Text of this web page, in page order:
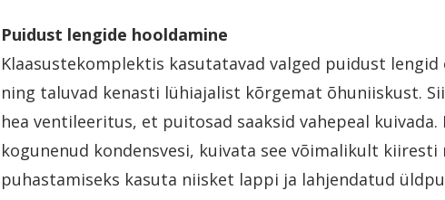
Puidust lengide hooldamine
Klaasustekomplektis kasutatavad valged puidust
ning taluvad kenasti lühiajalist kõrgemat õhuniiskust.
hea ventileeritus, et puitosad saaksid vahepeal kuivada.
kogunenud kondensvesi, kuivata see võimalikult
puhastamiseks kasuta niisket lappi ja lahjendatud